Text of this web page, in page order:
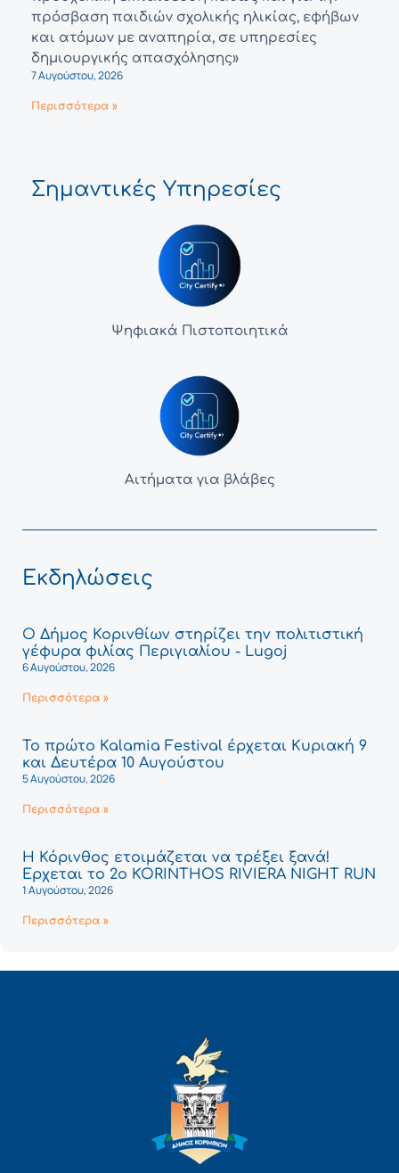
πρόσβαση παιδιών σχολικής ηλικίας, εφήβων
και ατόμων με αναπηρία, σε υπηρεσίες
δημιουργικής απασχόλησης»
7 Αυγούστου, 2026
Περισσότερα »
Σημαντικές Υπηρεσίες
Ψηφιακά Πιστοποιητικά
Αιτήματα για βλάβες
Εκδηλώσεις
Ο Δήμος Κορινθίων στηρίζει την πολιτιστική
γέφυρα φιλίας Περιγιαλίου - Lugoj
6 Αυγούστου, 2026
Περισσότερα »
Το πρώτο Kalamia Festival έρχεται Κυριακή 9
και Δευτέρα 10 Αυγούστου
5 Αυγούστου, 2026
Περισσότερα »
Η Κόρινθος ετοιμάζεται να τρέξει ξανά!
Έρχεται το 2ο KORINTHOS RIVIERA NIGHT RUN
1 Αυγούστου, 2026
Περισσότερα »